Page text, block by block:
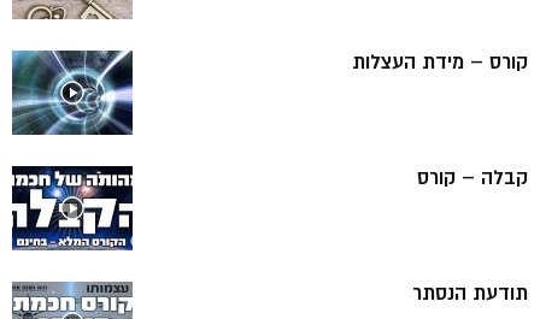
קורס – מידת העצלות
קבלה – קורס
תודעת הנסתר